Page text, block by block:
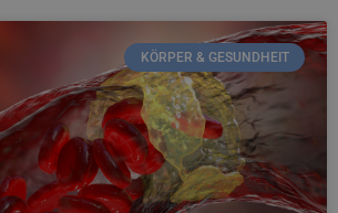
KÖRPER & GESUNDHEIT